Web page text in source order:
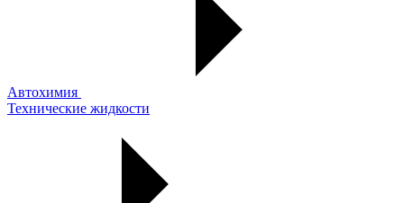
Автохимия
Технические жидкости